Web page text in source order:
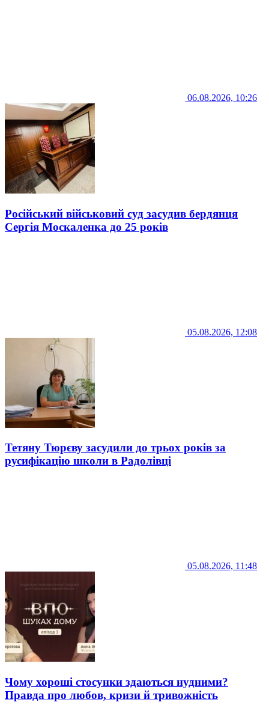
06.08.2026, 10:26
Російський військовий суд засудив бердянця
Сергія Москаленка до 25 років
05.08.2026, 12:08
Тетяну Тюрєву засудили до трьох років за
русифікацію школи в Радолівці
05.08.2026, 11:48
Чому хороші стосунки здаються нудними?
Правда про любов, кризи й тривожність